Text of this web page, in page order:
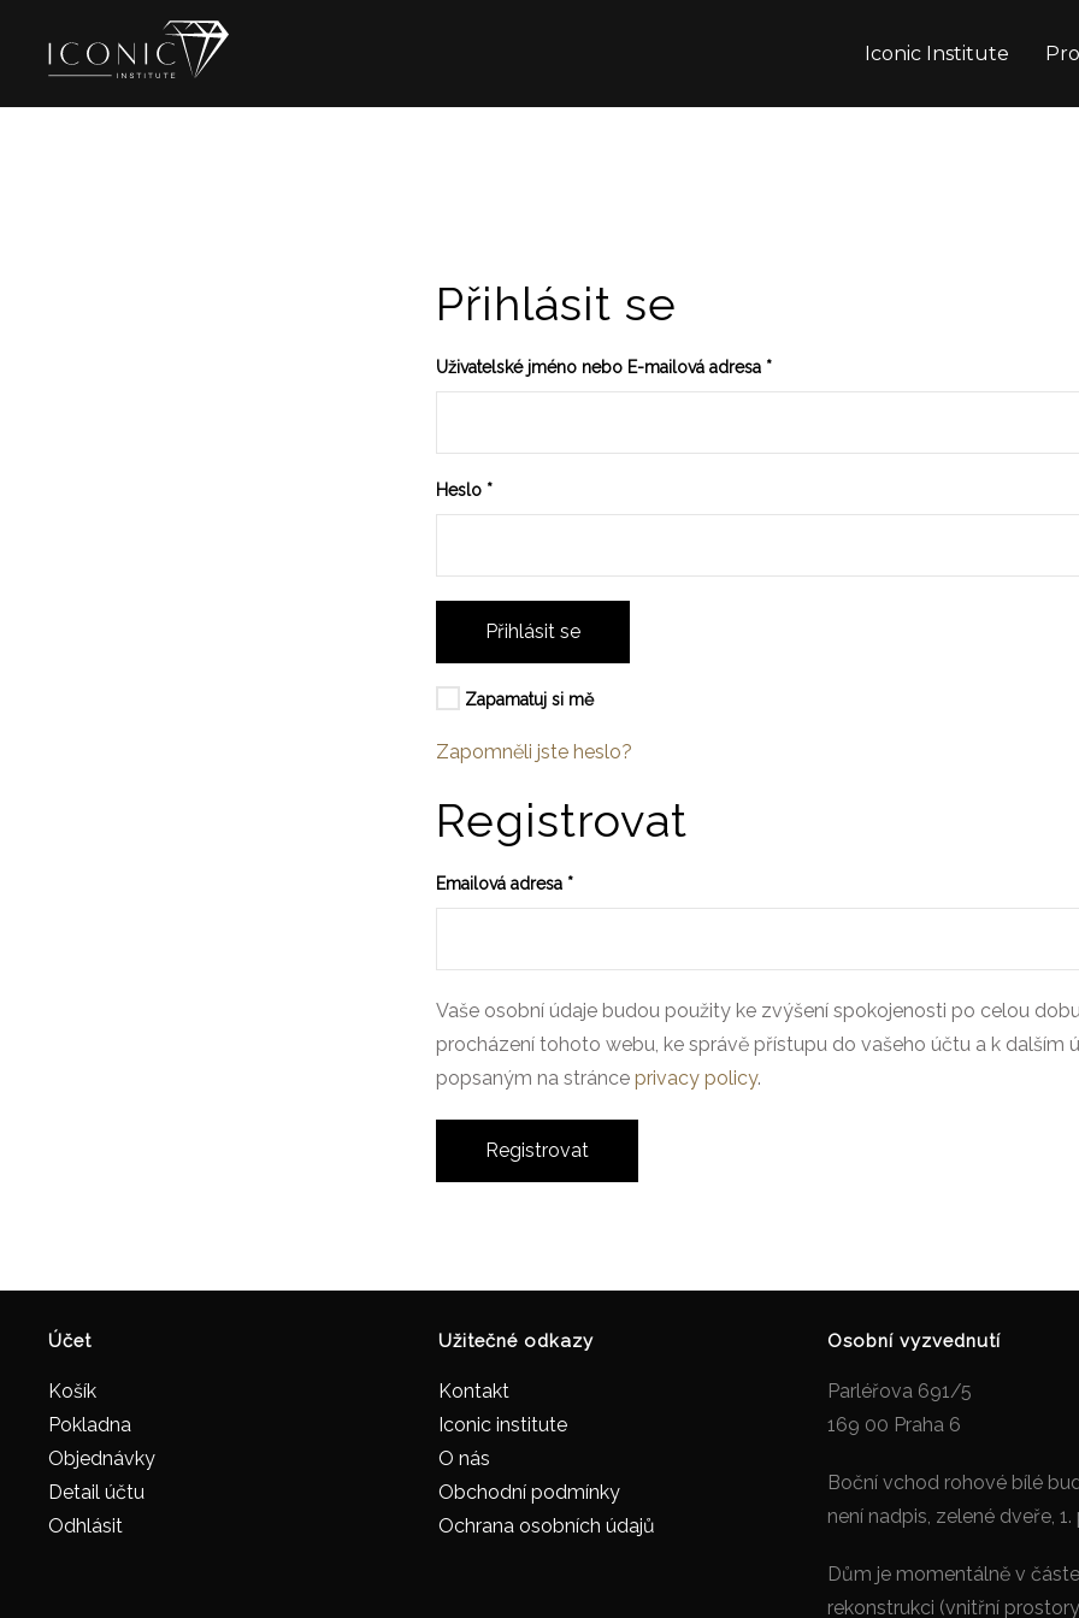
Iconic Institute
Přihlásit se
Uživatelské jméno nebo E-mailová adresa *
Heslo *
Přihlásit se
Zapamatuj si mě
Zapomněli jste heslo?
Registrovat
Emailová adresa *
Vaše osobní údaje budou použity ke zvýšení spokojenosti po celou
procházení tohoto webu, ke správě přístupu do vašeho účtu a k dalším
popsaným na stránce privacy policy.
Registrovat
Účet
Košík
Pokladna
Objednávky
Detail účtu
Odhlásit
Užitečné odkazy
Kontakt
Iconic institute
O nás
Obchodní podmínky
Ochrana osobních údajů
Osobní vyzvednutí
Parléřova 691/5
169 00 Praha 6
Boční vchod rohové bílé
není nadpis, zelené dveře, 1.
Dům je momentálně v
rekonstrukci (vnitřní